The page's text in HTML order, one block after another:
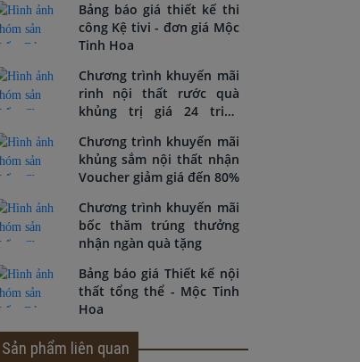
Bảng báo giá thiết kế thi
công Kệ tivi - đơn giá Mộc
Tinh Hoa
Chương trình khuyến mãi
rinh nội thất rước quà
khủng trị giá 24 triệu
Chương trình khuyến mãi
khủng sắm nội thất nhận
Voucher giảm giá đến 80%
Chương trình khuyến mãi
bốc thăm trúng thưởng
nhận ngàn quà tặng
Bảng báo giá Thiết kế nội
thất tổng thể - Mộc Tinh
Hoa
Sản phẩm liên quan